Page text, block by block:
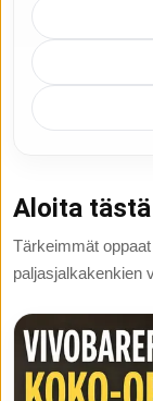
Aloita tästä
Tärkeimmät
paljasjalkakenkien